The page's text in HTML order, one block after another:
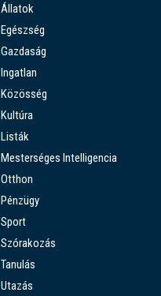
Állatok
Egészség
Gazdaság
Ingatlan
Közösség
Kultúra
Listák
Mesterséges Intelligencia
Otthon
Pénzügy
Sport
Szórakozás
Tanulás
Utazás